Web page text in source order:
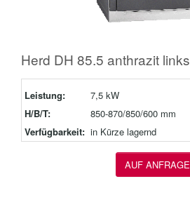
Herd DH 85.5 anthrazit links
Leistung:
7,5 kW
H/B/T:
850-870/850/600 mm
Verfügbarkeit: in Kürze lagernd
AUF ANFRAGE